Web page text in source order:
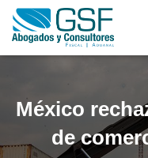
México
de